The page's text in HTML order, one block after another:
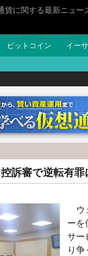
貨に関する最新ニュー
ビットコイン イー
訴審で逆転有罪
ウ
ーを
サー
り